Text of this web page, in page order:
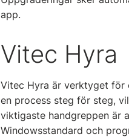
app.
Vitec Hyra
Vitec Hyra är verktyget för
en process steg för steg,
viktigaste handgreppen är
Windowsstandard och